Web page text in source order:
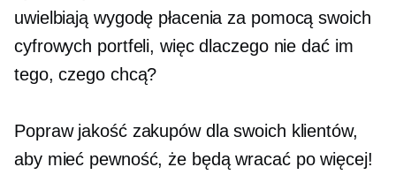
uwielbiają wygodę płacenia za pomocą swoich
cyfrowych portfeli, więc dlaczego nie dać im
tego, czego chcą?
Popraw jakość zakupów dla swoich klientów,
aby mieć pewność, że będą wracać po więcej!